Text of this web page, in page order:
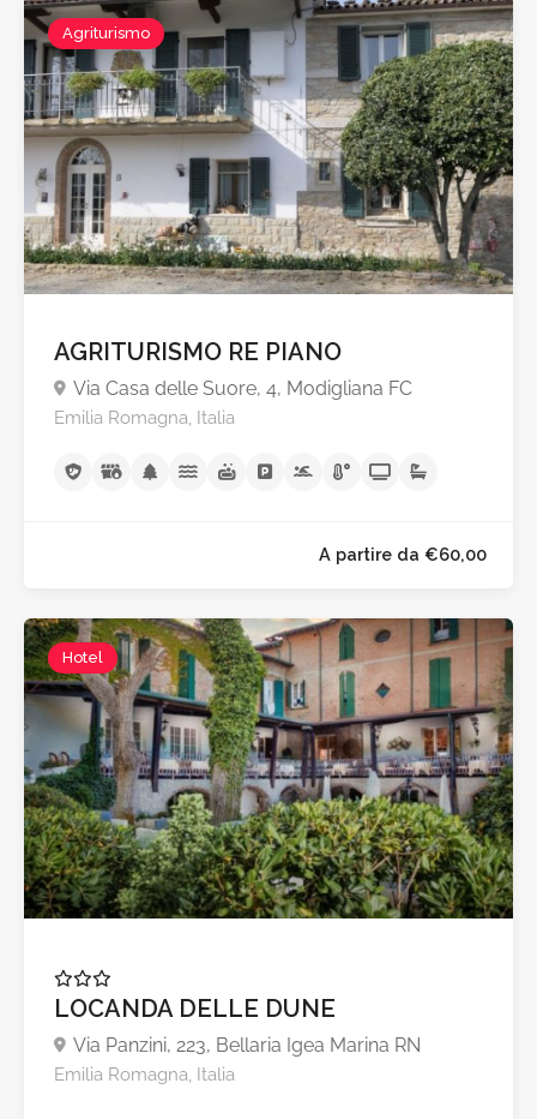
Agriturismo
AGRITURISMO RE PIANO
Via Casa delle Suore, 4, Modigliana FC
Emilia Romagna, Italia
Hotel
LOCANDA DELLE DUNE
Via Panzini, 223, Bellaria Igea Marina RN
Emilia Romagna, Italia